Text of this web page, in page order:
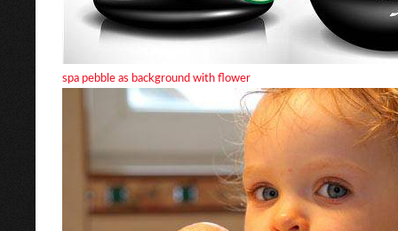
spa pebble as background with flower